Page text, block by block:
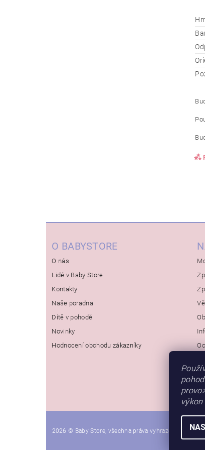
O BABYSTORE
O nás
Lidé v Baby Store
Kontakty
Naše poradna
Dítě v pohodě
Novinky
Hodnocení obchodu zákazníky
2026 © Baby Store, všechna práva vyhrazena